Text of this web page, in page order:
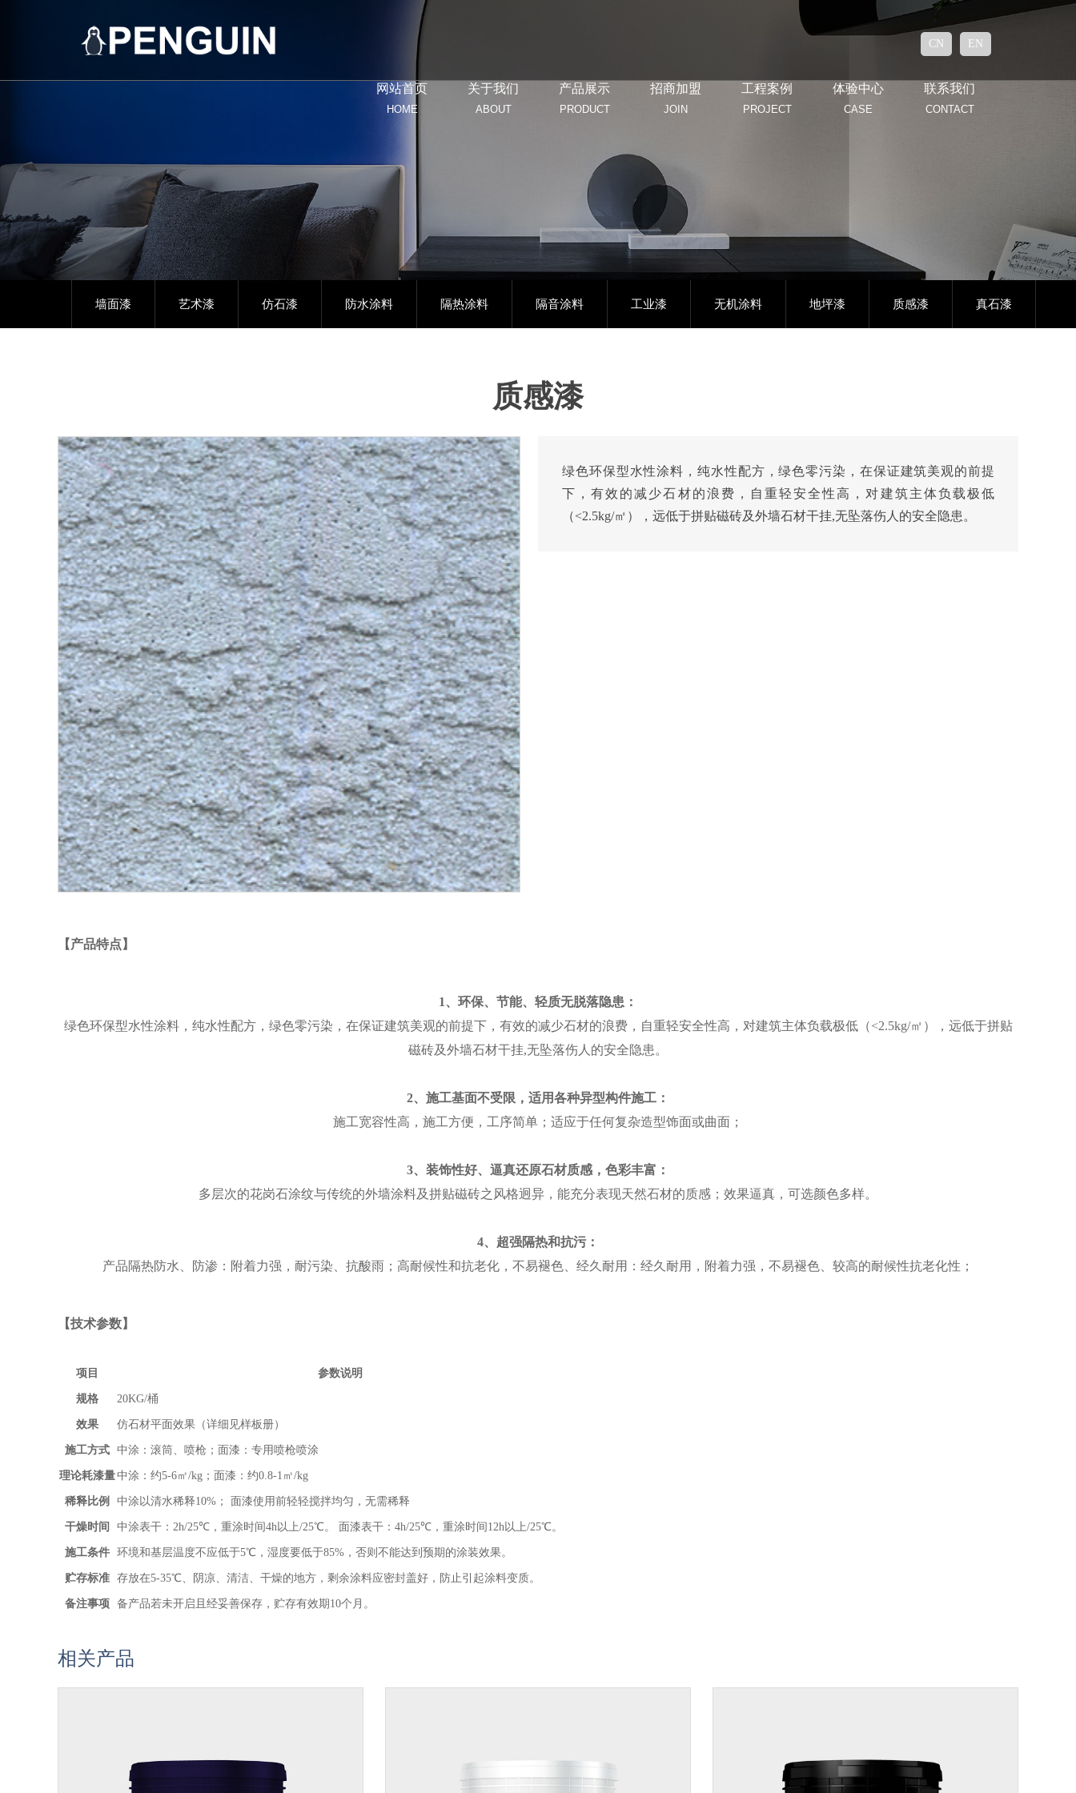
CN EN
网站首页
HOME
关于我们
ABOUT
产品展示
PRODUCT
招商加盟
JOIN
工程案例
PROJECT
体验中心
CASE
联系我们
CONTACT
墙面漆 艺术漆 仿石漆 防水涂料 隔热涂料 隔音涂料 工业漆 无机涂料 地坪漆 质感漆 真石漆
质感漆
绿色环保型水性涂料，纯水性配方，绿色零污染，在保证建筑美观的前提
下，有效的减少石材的浪费，自重轻安全性高，对建筑主体负载极低
（<2.5kg/㎡），远低于拼贴磁砖及外墙石材干挂,无坠落伤人的安全隐患。
【产品特点】
1、环保、节能、轻质无脱落隐患：
绿色环保型水性涂料，纯水性配方，绿色零污染，在保证建筑美观的前提下，有效的减少石材的浪费，自重轻安全性高，对建筑主体负载极低（<2.5kg/㎡），远低于拼贴
磁砖及外墙石材干挂,无坠落伤人的安全隐患。
2、施工基面不受限，适用各种异型构件施工：
施工宽容性高，施工方便，工序简单；适应于任何复杂造型饰面或曲面；
3、装饰性好、逼真还原石材质感，色彩丰富：
多层次的花岗石涂纹与传统的外墙涂料及拼贴磁砖之风格迥异，能充分表现天然石材的质感；效果逼真，可选颜色多样。
4、超强隔热和抗污：
产品隔热防水、防渗：附着力强，耐污染、抗酸雨；高耐候性和抗老化，不易褪色、经久耐用：经久耐用，附着力强，不易褪色、较高的耐候性抗老化性；
【技术参数】
项目 参数说明
规格 20KG/桶
效果 仿石材平面效果（详细见样板册）
施工方式 中涂：滚筒、喷枪；面漆：专用喷枪喷涂
理论耗漆量中涂：约5-6㎡/kg；面漆：约0.8-1㎡/kg
稀释比例 中涂以清水稀释10%； 面漆使用前轻轻搅拌均匀，无需稀释
干燥时间 中涂表干：2h/25℃，重涂时间4h以上/25℃。 面漆表干：4h/25℃，重涂时间12h以上/25℃。
施工条件 环境和基层温度不应低于5℃，湿度要低于85%，否则不能达到预期的涂装效果。
贮存标准 存放在5-35℃、阴凉、清洁、干燥的地方，剩余涂料应密封盖好，防止引起涂料变质。
备注事项 备产品若未开启且经妥善保存，贮存有效期10个月。
相关产品